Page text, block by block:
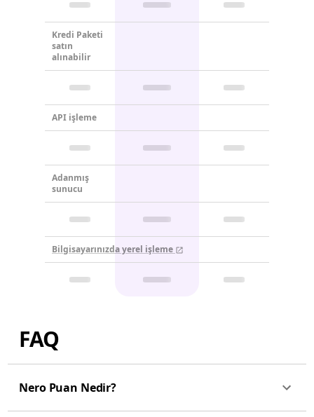
Kredi Paketi
satın
alınabilir
API işleme
Adanmış
sunucu
Bilgisayarınızda yerel işleme
FAQ
Nero Puan Nedir?